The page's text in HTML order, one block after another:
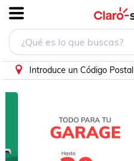
Introduce un Código Postal